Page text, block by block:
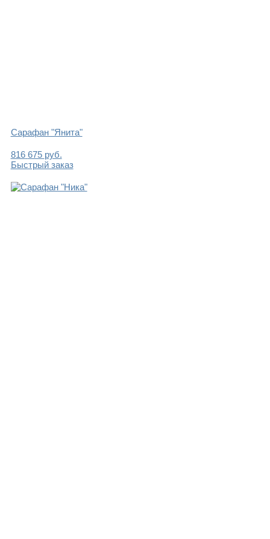
Сарафан "Янита"
816 675 руб.
Быстрый заказ